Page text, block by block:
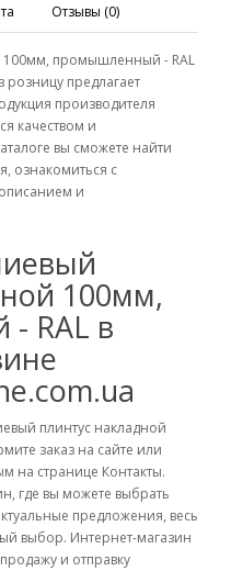
Отзывы (0)
промышленный - RAL
розницу предлагает
производителя
качеством и
вы сможете найти
ознакомиться с
и
100мм,
RAL в
плинтус накладной
заказ на сайте или
на странице Контакты.
где вы можете выбрать
предложения, весь
выбор. Интернет-магазин
и отправку